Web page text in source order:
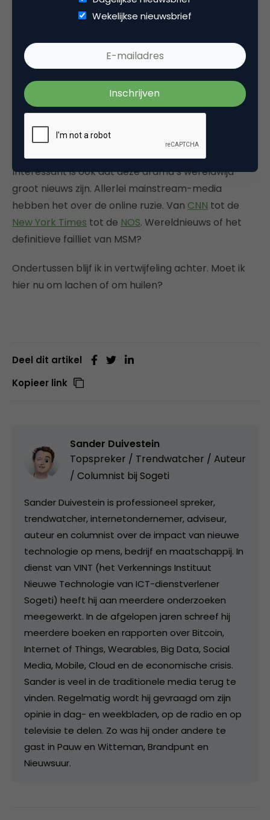
Famke Louise weten te scoren over de rug van
goedkoop sentiment (zie bovenstaande
compilatievideo). In de wereld vansynthetische
media
is niets nog wat het lijkt: nep is het nieuwe
deze nepwereld voortdurend nieuw leven inblazen.
Schijnbaar willen en kunnen we niet zonder deze
minidrama’s: de dorpspomp is vervangen door een
online afvoerputje.
Interessant is ook dat deze drama’s wereldwijd
groot nieuws zijn. Allerlei mainstream-media
hebben het over de online ruzie. Van CNN tot de
New York Times tot de NOS. Wereldnieuws of het
definitieve failliet van MSM?
Ondertussen blijf ik in vertwijfeling achter. Moet ik
hier nu om lachen of om huilen?
Deel dit artikel
Kopieer link
Sander Duivestein
Topspreker / Trendwatcher / Auteur
/ Columnist bij Sogeti
Sander Duivestein is professioneel spreker,
trendwatcher, internetondernemer, adviseur,
auteur en columnist over de impact van nieuwe
technologie op mens, bedrijf en maatschappij. In
dienst van VINT (het Verkennings Instituut
Nieuwe Technologie van ICT-dienstverlener
Sogeti) heeft hij aan meerdere onderzoeken
meegewerkt. In de afgelopen jaren schreef hij
meerdere boeken en rapporten over Bitcoin,
Internet of Things, Wearables, Big Data, Social
Media, Mobile, Cloud en de economische crisis.
Sander is veel in de traditionele media terug te
vinden. Regelmatig wordt hij gevraagd om zijn
opinie in dag- en weekbladen, op de radio en op
televisie te delen. Zo was hij onder andere te
gast in Pauw en Witteman, Brandpunt en
Nieuwsuur.
Wekelijkse nieuwsbrief